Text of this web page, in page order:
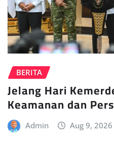
BERITA
Jelang Hari
Keamanan dan
Admin Aug 9, 2026